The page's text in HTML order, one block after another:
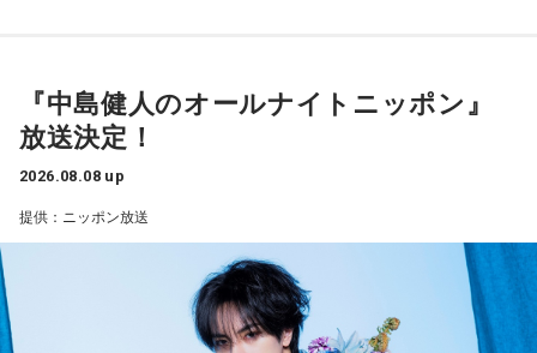
――過去2年の苦労は昨シーズンに活きていたということです
ね。
山田「活きていると思います。ウエイトトレーニングなどで
身体作りができたと思うので、結果を出さないといけないと
ころで出せたというのはよかったと思います」
――2月の南郷キャンプ終盤で右肘痛が発覚した時の心境を教
『中島健人のオールナイトニッポン』
放送決定！
2026.08.08 up
提供：ニッポン放送